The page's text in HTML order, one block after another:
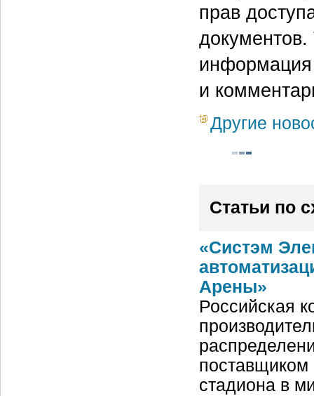
прав
документов.
информация
и
Другие
Статьи по
«Систэм
Арены»
Российская
поставщиком
стадиона в